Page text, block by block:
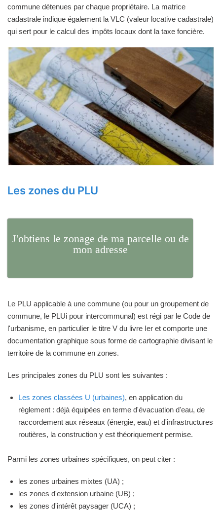
commune détenues par chaque propriétaire. La matrice
cadastrale indique également la VLC (valeur locative cadastrale)
qui sert pour le calcul des impôts locaux dont la taxe foncière.
Les zones du PLU
J'obtiens le zonage de ma parcelle ou de
mon adresse
Le PLU applicable à une commune (ou pour un groupement de
commune, le PLUi pour intercommunal) est régi par le Code de
l'urbanisme, en particulier le titre V du livre Ier et comporte une
documentation graphique sous forme de cartographie divisant le
territoire de la commune en zones.
Les principales zones du PLU sont les suivantes :
Les zones classées U (urbaines), en application du
règlement : déjà équipées en terme d'évacuation d'eau, de
raccordement aux réseaux (énergie, eau) et d'infrastructures
routières, la construction y est théoriquement permise.
Parmi les zones urbaines spécifiques, on peut citer :
les zones urbaines mixtes (UA) ;
les zones d'extension urbaine (UB) ;
les zones d'intérêt paysager (UCA) ;